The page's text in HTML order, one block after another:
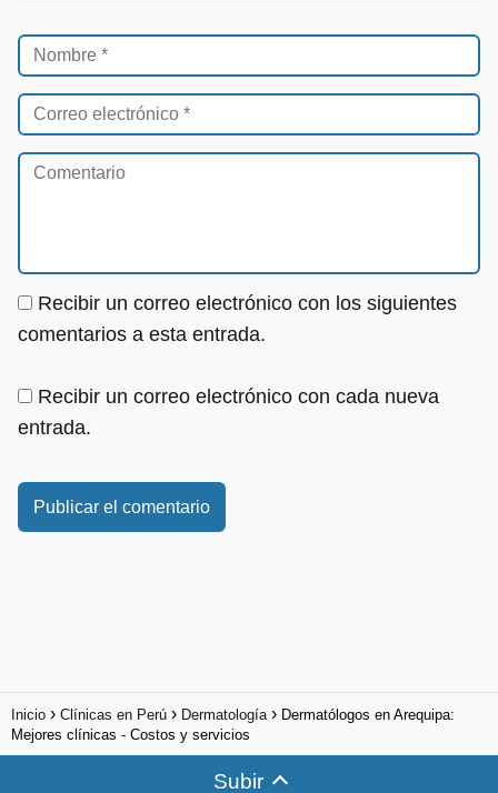
Recibir un correo electrónico con los siguientes
comentarios a esta entrada.
Recibir un correo electrónico con cada nueva
entrada.
Inicio Clínicas en Perú Dermatología
Dermatólogos en Arequipa:
Mejores clínicas - Costos y servicios
Subir